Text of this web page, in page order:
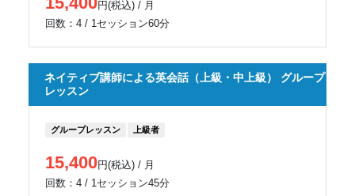
円(税込) / 月
回数：4 / 1セッション60分
ネイティブ講師による英会話（上級・中上級） グループ
レッスン
グループレッスン 上級者
15,400円(税込) / 月
回数：4 / 1セッション45分